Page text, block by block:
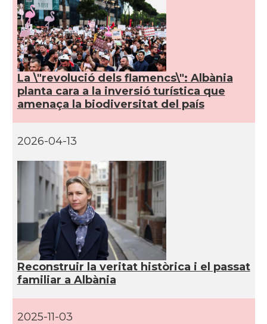
La \"revolució dels flamencs\": Albània
planta cara a la inversió turística que
amenaça la biodiversitat del país
2026-04-13
Reconstruir la veritat històrica i el passat
familiar a Albània
2025-11-03